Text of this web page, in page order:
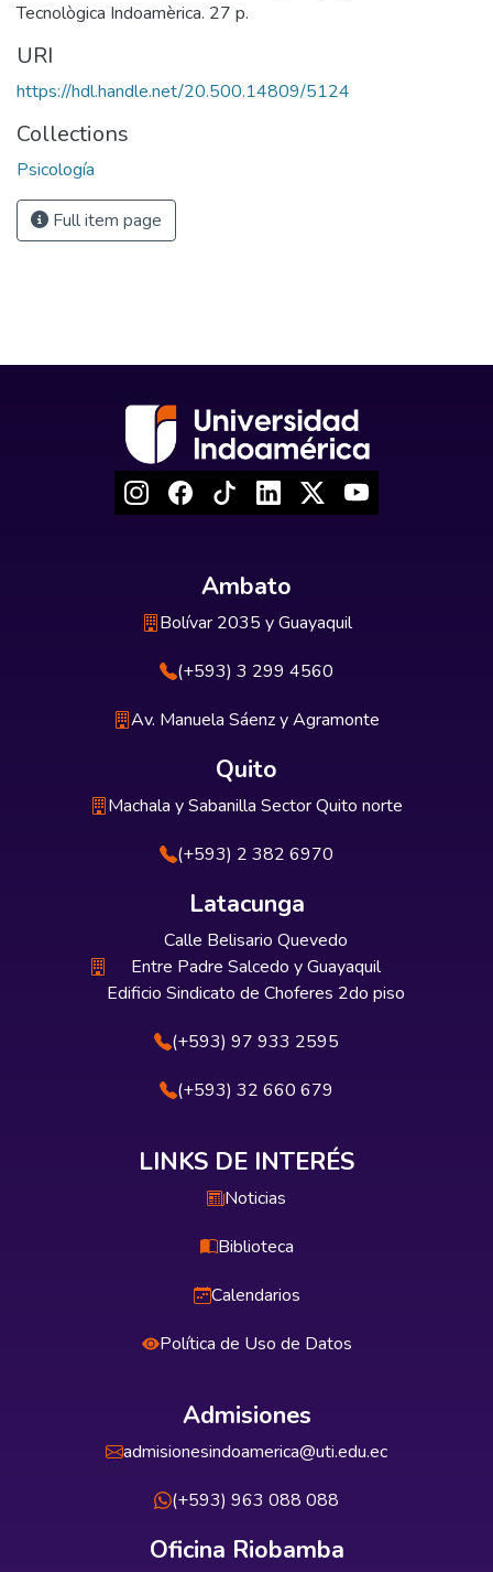
Tecnològica Indoamèrica. 27 p.
URI
https://hdl.handle.net/20.500.14809/5124
Collections
Psicología
Full item page
Ambato
Bolívar 2035 y Guayaquil
(+593) 3 299 4560
Av. Manuela Sáenz y Agramonte
Quito
Machala y Sabanilla Sector Quito norte
(+593) 2 382 6970
Latacunga
Calle Belisario Quevedo
Entre Padre Salcedo y Guayaquil
Edificio Sindicato de Choferes 2do piso
(+593) 97 933 2595
(+593) 32 660 679
LINKS DE INTERÉS
Noticias
Biblioteca
Calendarios
Política de Uso de Datos
Admisiones
admisionesindoamerica@uti.edu.ec
(+593) 963 088 088
Oficina Riobamba